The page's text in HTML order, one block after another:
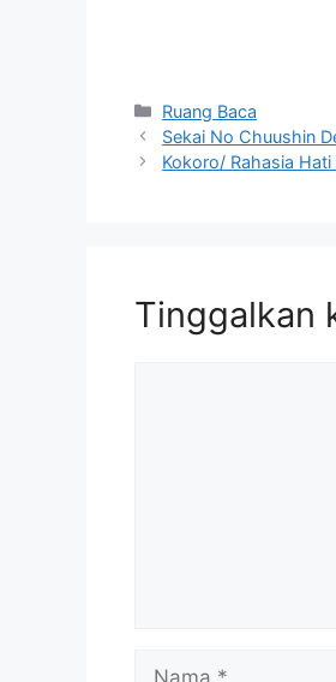
Kategori
Ruang Baca
Sekai No Chuushin
Kokoro/ Rahasia
Tinggalkan